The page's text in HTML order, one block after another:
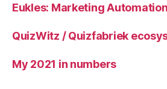
Eukles: Marketing
QuizWitz / Quizfabriek
My 2021 in numbers